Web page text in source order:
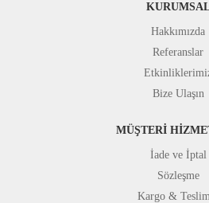
Hakkımızda
Referanslar
Bize Ulaşın
MÜŞTERİ
İade ve İptal
Sözleşme
Kargo &